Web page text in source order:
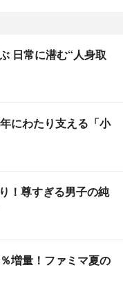
日常に潜む“人身取
にわたり支える「小
！尊すぎる男子の純
増量！ファミマ夏の